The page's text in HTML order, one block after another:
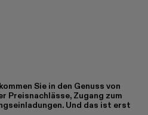
Sie in den Genuss von
Preisnachlässe, Zugang zum
Und das ist erst